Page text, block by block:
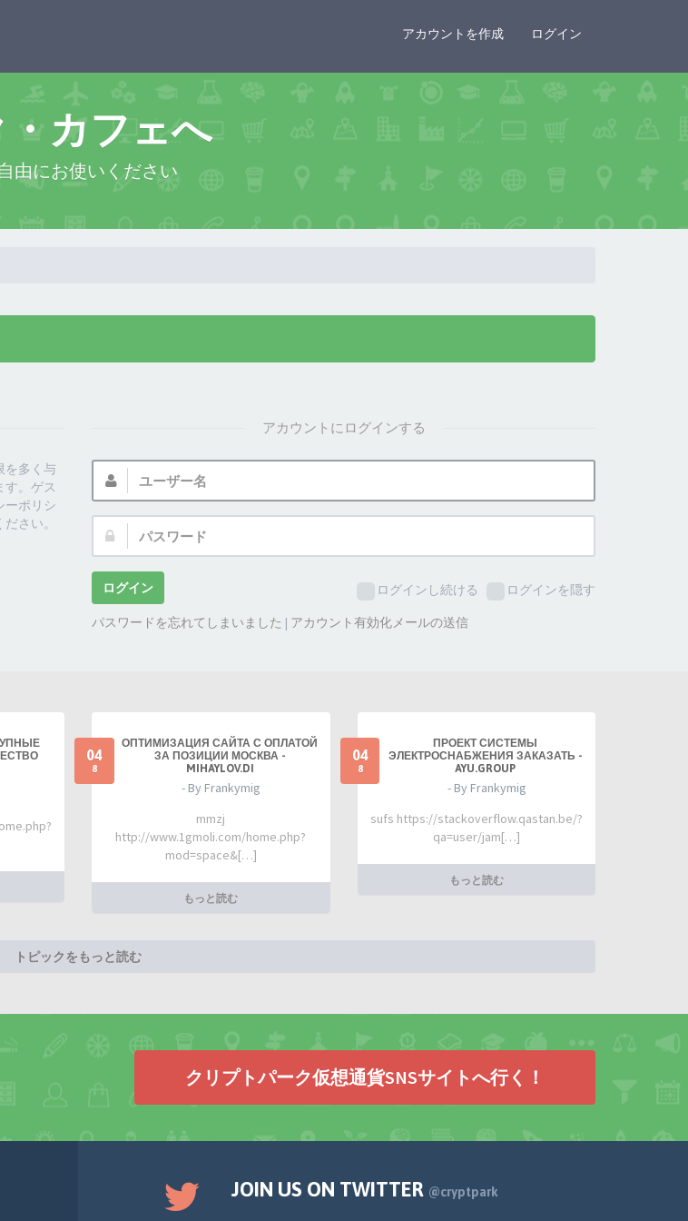
アカウントを作成 ログイン
カフェへ
由にお使いください
を多く与
す。ゲス
ーポリシ
さい。
アカウントにログインする
ユ
ザ
ー
名:
ワ
ー
ド:
ログインし続ける ログインを隠す
ログイン
パスワードを忘れてしまいました | アカウント有効化メールの送信
04
8
ОПТИМИЗАЦИЯ САЙТА С ОПЛАТОЙ
ЗА ПОЗИЦИИ МОСКВА -
MIHAYLOV.DI
- By Frankymig
mmzj
http://www.1gmoli.com/home.php?
mod=space&[…]
もっと読む
04
8
ПРОЕКТ СИСТЕМЫ
ЭЛЕКТРОСНАБЖЕНИЯ ЗАКАЗАТЬ -
AYU.GROUP
- By Frankymig
sufs https://stackoverflow.qastan.be/?
qa=user/jam[…]
もっと読む
トピックをもっと読む
クリプトパーク仮想通貨SNSサイトへ行く！
JOIN US ON TWITTER @cryptpark